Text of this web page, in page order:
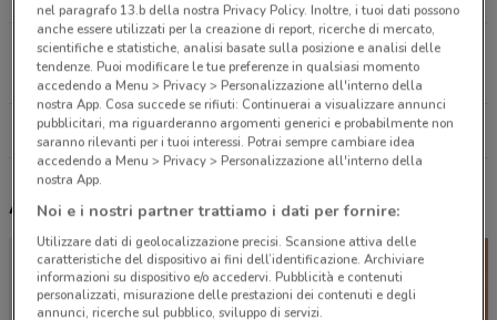
Via Di Novoli, 91 C-D-E Firenze
3.1 km
CHIUSO
Tutti i negozi Amplifon
Altri volantini nelle vicinanze
nel paragrafo 13.b della nostra Privacy Policy. Inoltre, i tuoi dati possono
anche essere utilizzati per la creazione di report, ricerche di mercato,
scientifiche e statistiche, analisi basate sulla posizione e analisi delle
tendenze. Puoi modificare le tue preferenze in qualsiasi momento
accedendo a Menu > Privacy > Personalizzazione all'interno della
nostra App. Cosa succede se rifiuti: Continuerai a visualizzare annunci
pubblicitari, ma riguarderanno argomenti generici e probabilmente non
saranno rilevanti per i tuoi interessi. Potrai sempre cambiare idea
accedendo a Menu > Privacy > Personalizzazione all'interno della
nostra App.
Noi e i nostri partner trattiamo i dati per fornire:
Utilizzare dati di geolocalizzazione precisi. Scansione attiva delle
caratteristiche del dispositivo ai fini dell’identificazione. Archiviare
informazioni su dispositivo e/o accedervi. Pubblicità e contenuti
personalizzati, misurazione delle prestazioni dei contenuti e degli
annunci, ricerche sul pubblico, sviluppo di servizi.